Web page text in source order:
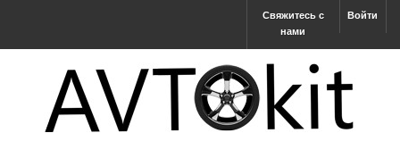
Войти
Свяжитесь с
нами